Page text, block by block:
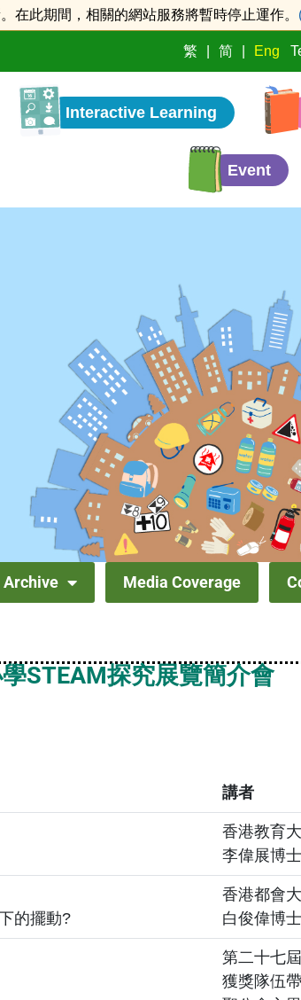
在此期間，相關的網站服務將暫時停止運作。
繁 简 Eng
Interactive Learning
Event
Archive Media Coverage
STEAM探究展覽簡介會
講者
香港教育
李偉展博
的擺動?
香港都會
白俊偉博士
第二十七
獲獎隊伍